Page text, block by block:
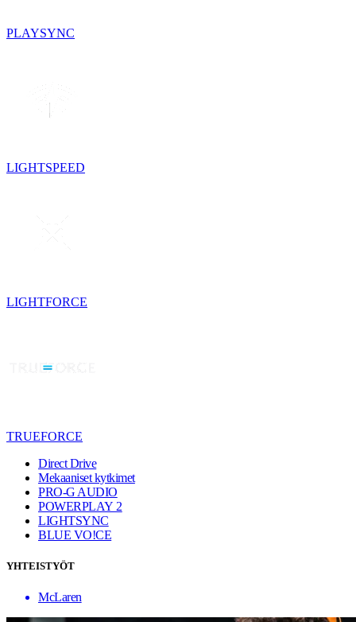
PLAYSYNC
LIGHTSPEED
LIGHTFORCE
TRUEFORCE
Direct Drive
Mekaaniset kytkimet
PRO-G AUDIO
POWERPLAY 2
LIGHTSYNC
BLUE VO!CE
YHTEISTYÖT
McLaren